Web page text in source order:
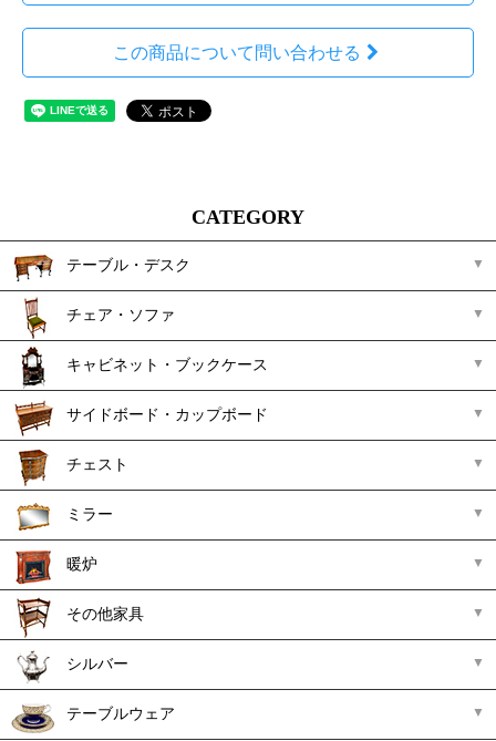
この商品について問い合わせる
CATEGORY
テーブル・デスク
チェア・ソファ
キャビネット・ブックケース
サイドボード・カップボード
チェスト
ミラー
暖炉
その他家具
シルバー
テーブルウェア